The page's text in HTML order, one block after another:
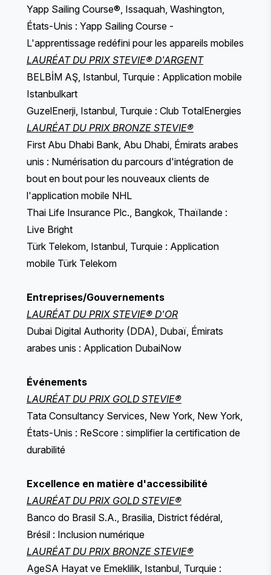
Yapp Sailing Course®, Issaquah, Washington,
États-Unis : Yapp Sailing Course -
L'apprentissage redéfini pour les appareils mobiles
LAURÉAT DU PRIX STEVIE® D'ARGENT
BELBİM AŞ, Istanbul, Turquie : Application mobile
Istanbulkart
GuzelEnerji, Istanbul, Turquie : Club TotalEnergies
LAURÉAT DU PRIX BRONZE STEVIE®
First Abu Dhabi Bank, Abu Dhabi, Émirats arabes
unis : Numérisation du parcours d'intégration de
bout en bout pour les nouveaux clients de
l'application mobile NHL
Thai Life Insurance Plc., Bangkok, Thaïlande :
Live Bright
Türk Telekom, Istanbul, Turquie : Application
mobile Türk Telekom
Entreprises/Gouvernements
LAURÉAT DU PRIX STEVIE® D'OR
Dubai Digital Authority (DDA), Dubaï, Émirats
arabes unis : Application DubaiNow
Événements
LAURÉAT DU PRIX GOLD STEVIE®
Tata Consultancy Services, New York, New York,
États-Unis : ReScore : simplifier la certification de
durabilité
Excellence en matière d'accessibilité
LAURÉAT DU PRIX GOLD STEVIE®
Banco do Brasil S.A., Brasilia, District fédéral,
Brésil : Inclusion numérique
LAURÉAT DU PRIX BRONZE STEVIE®
AgeSA Hayat ve Emeklilik, Istanbul, Turquie :